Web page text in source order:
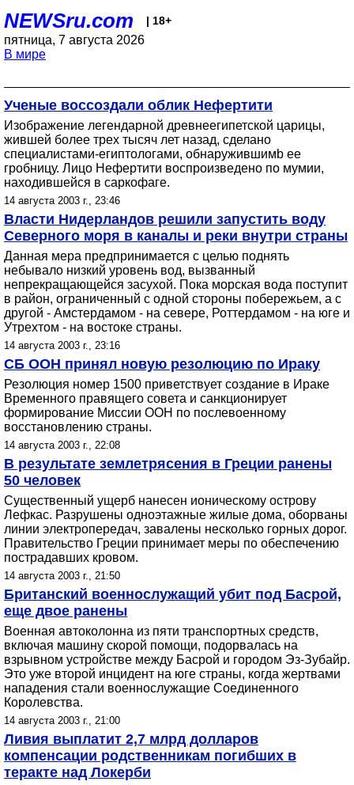
NEWSru.com | 18+
пятница, 7 августа 2026
В мире
Ученые воссоздали облик Нефертити
Изображение легендарной древнеегипетской царицы,
жившей более трех тысяч лет назад, сделано
специалистами-египтологами, обнаружившимb ее
гробницу. Лицо Нефертити воспроизведено по мумии,
находившейся в саркофаге.
14 августа 2003 г., 23:46
Власти Нидерландов решили запустить воду
Северного моря в каналы и реки внутри страны
Данная мера предпринимается с целью поднять
небывало низкий уровень вод, вызванный
непрекращающейся засухой. Пока морская вода поступит
в район, ограниченный с одной стороны побережьем, а с
другой - Амстердамом - на севере, Роттердамом - на юге и
Утрехтом - на востоке страны.
14 августа 2003 г., 23:16
СБ ООН принял новую резолюцию по Ираку
Резолюция номер 1500 приветствует создание в Ираке
Временного правящего совета и санкционирует
формирование Миссии ООН по послевоенному
восстановлению страны.
14 августа 2003 г., 22:08
В результате землетрясения в Греции ранены
50 человек
Существенный ущерб нанесен ионическому острову
Лефкас. Разрушены одноэтажные жилые дома, оборваны
линии электропередач, завалены несколько горных дорог.
Правительство Греции принимает меры по обеспечению
пострадавших кровом.
14 августа 2003 г., 21:50
Британский военнослужащий убит под Басрой,
еще двое ранены
Военная автоколонна из пяти транспортных средств,
включая машину скорой помощи, подорвалась на
взрывном устройстве между Басрой и городом Эз-Зубайр.
Это уже второй инцидент на юге страны, когда жертвами
нападения стали военнослужащие Соединенного
Королевства.
14 августа 2003 г., 21:00
Ливия выплатит 2,7 млрд долларов
компенсации родственникам погибших в
теракте над Локерби